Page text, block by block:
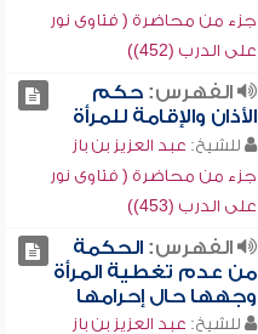
جزء من محاضرة ( فتاوى نور
على الدرب (452))
الفهرس:حكم
الأذان والإقامة للمرأة
للشيخ: عبد العزيز بن باز
جزء من محاضرة ( فتاوى نور
على الدرب (453))
الفهرس:الحكمة
من عدم تغطية المرأة
وجهها حال إحرامها
للشيخ: عبد العزيز بن باز